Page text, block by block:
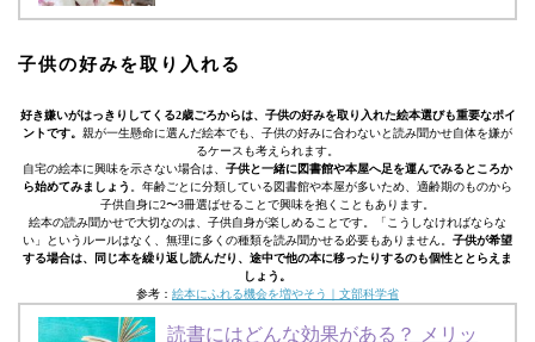
子供の好みを取り入れる
好き嫌いがはっきりしてくる2歳ごろからは、子供の好みを取り入れた絵本選びも重要なポイ
ントです。 親が一生懸命に選んだ絵本でも、子供の好みに合わないと読み聞かせ自体を嫌が
るケースも考えられます。
自宅の絵本に興味を示さない場合は、 子供と一緒に図書館や本屋へ足を運んでみるところか
ら始めてみましょう
。年齢ごとに分類している図書館や本屋が多いため、適齢期のものから
子供自身に2〜3冊選ばせることで興味を抱くこともあります。
絵本の読み聞かせで大切なのは、子供自身が楽しめることです。「こうしなければならな
い」というルールはなく、無理に多くの種類を読み聞かせる必要もありません。 子供が希望
する場合は、同じ本を繰り返し読んだり、途中で他の本に移ったりするのも個性ととらえま
しょう。
参考： 絵本にふれる機会を増やそう｜文部科学省
読書にはどんな効果がある？ メリッ